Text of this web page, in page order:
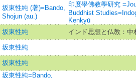
坂東性純 (著)=Bando,
Shojun (au.)
印度學佛教學研究
Buddhist
Kenkyū
坂東性純 インド思想と仏教：
坂東性純
坂東性純
坂東性純=Bando,